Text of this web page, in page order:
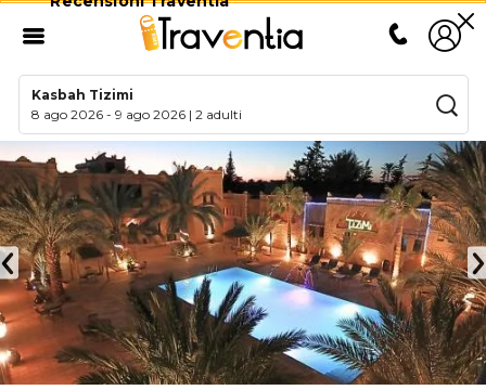
Kasbah Tizimi
8 ago 2026 -9 ago 2026 |2 adulti